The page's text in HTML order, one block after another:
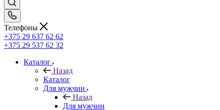
Телефоны
+375 29 637 62 62
+375 29 537 62 32
Каталог
Назад
Каталог
Для мужчин
Назад
Для мужчин